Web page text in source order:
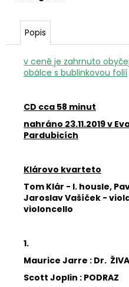
Popis
v ceně je zahrnuto
obálce s bublinkovou folií
CD cca 58 minut
nahráno 23.11.2019 v
Pardubicích
Klárovo kvarteto
Tom Klár - I. housle,
Jaroslav Vašíček -
violoncello
1.
Maurice Jarre : Dr.
Scott Joplin : PODRAZ